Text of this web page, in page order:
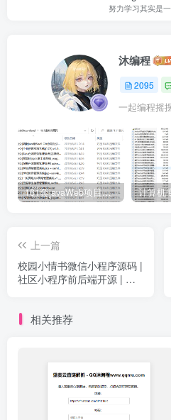
努力学习其实是
沐编程
2095
一起编程摇
161套javaWeb项目源码免费分享
上一篇
校园小情书微信小程序源码 |
社区小程序前后端开源 | 校
相关推荐